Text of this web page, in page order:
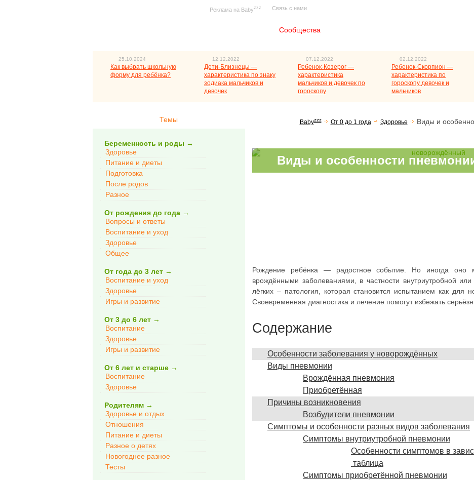
Реклама на Babyzzz Связь с нами
Сообщества
25.10.2024
Как выбрать школьную
форму для ребёнка?
12.12.2022
Дети-Близнецы —
характеристика по знаку
зодиака мальчиков и
девочек
07.12.2022
Ребенок-Козерог —
характеристика
мальчиков и девочек по
гороскопу
02.12.2022
Ребенок-Скорпион —
характеристика по
гороскопу девочек и
мальчиков
Темы
Беременность и роды →
Здоровье
Питание и диеты
Подготовка
После родов
Разное
От рождения до года →
Вопросы и ответы
Воспитание и уход
Здоровье
Общее
От года до 3 лет →
Воспитание и уход
Здоровье
Игры и развитие
От 3 до 6 лет →
Воспитание
Здоровье
Игры и развитие
От 6 лет и старше →
Воспитание
Здоровье
Родителям →
Здоровье и отдых
Отношения
Питание и диеты
Разное о детях
Новогоднее разное
Тесты
Babyzzz От 0 до 1 года Здоровье Виды и
Виды и особенности
Рождение ребёнка — радостное событие. Но иногда оно
врождёнными заболеваниями, в частности внутриутробной
лёгких – патология, которая становится испытанием как для
Своевременная диагностика и лечение помогут избежать
Содержание
Особенности заболевания у новорождённых
Виды пневмонии
Врождённая пневмония
Приобретённая
Причины возникновения
Возбудители пневмонии
Симптомы и особенности разных видов заболевания
Симптомы внутриутробной пневмонии
Особенности симптомов в
таблица
Симптомы приобретённой пневмонии